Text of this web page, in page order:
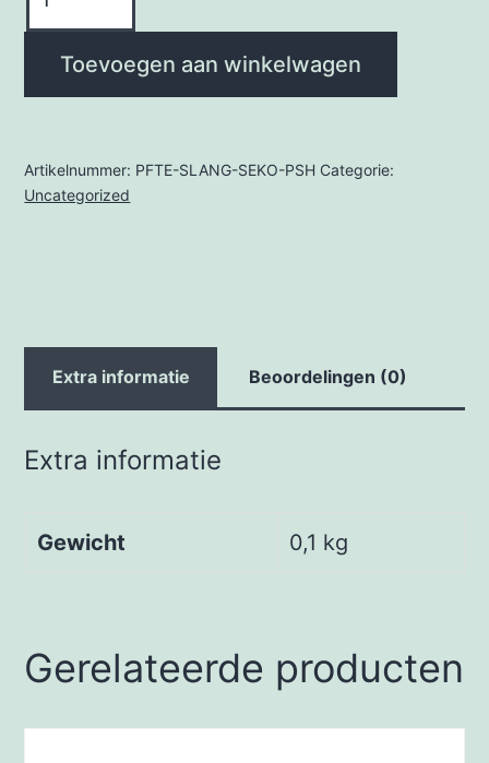
Slang
SEKO
Toevoegen aan winkelwagen
Artikelnummer: PFTE-SLANG-SEKO-PSH Categorie:
Uncategorized
Extra informatie Beoordelingen (0)
Extra informatie
Gewicht 0,1 kg
Gerelateerde producten